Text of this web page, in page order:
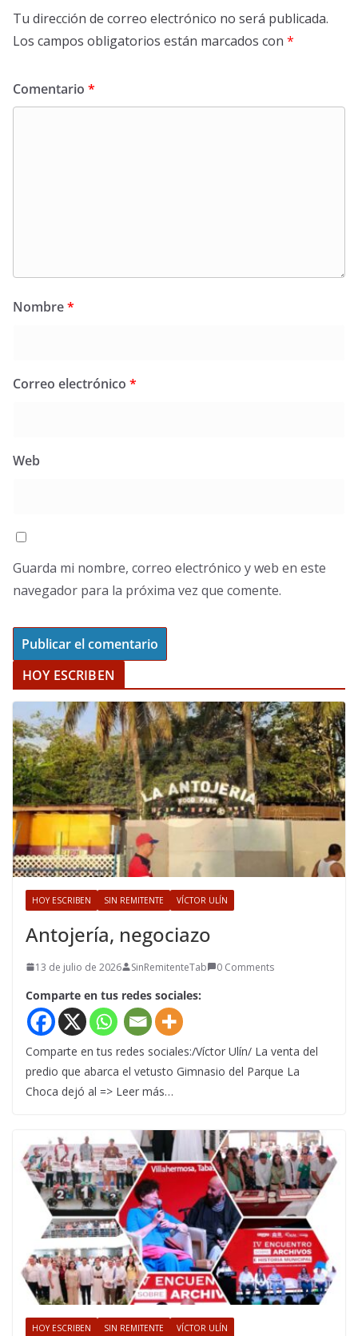
Tu dirección de correo electrónico no será publicada.
Los campos obligatorios están marcados con *
Comentario *
Nombre*
Correo electrónico *
Web
Guarda mi nombre, correo electrónico y web en este
navegador para la próxima vez que comente.
HOY ESCRIBEN
HOY ESCRIBEN SIN REMITENTE VÍCTOR ULÍN
Antojería, negociazo
13 de julio de 2026 SinRemitenteTab 0 Comments
Comparte en tus redes sociales:
Comparte en tus redes sociales:/Víctor Ulín/ La venta del
predio que abarca el vetusto Gimnasio del Parque La
Choca dejó al => Leer más…
HOY ESCRIBEN SIN REMITENTE VÍCTOR ULÍN